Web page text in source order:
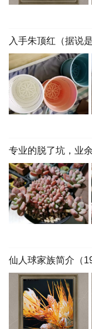
入手朱顶红（据说
专业的脱了坑，业
仙人球家族简介（